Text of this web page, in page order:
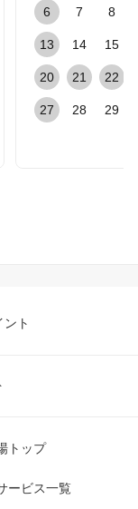
6 7 8
13 14 15
20 21 22
27 28 29
ト
トップ
ービス一覧